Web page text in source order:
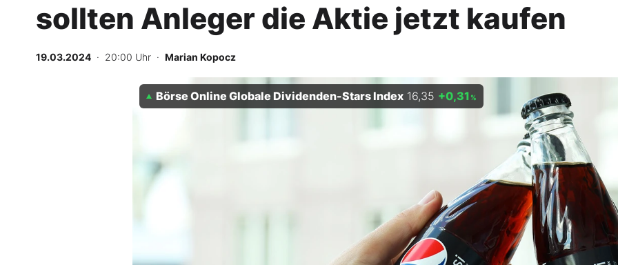
Abo & Shop
BO-Musterdepots
Experten
Mein Konto
sollten Anleger die Aktie jetzt kaufen
19.03.2024 · 20:00 Uhr · Marian Kopocz
Börse Online Globale Dividenden-Stars Index 16,35 +0,31 %